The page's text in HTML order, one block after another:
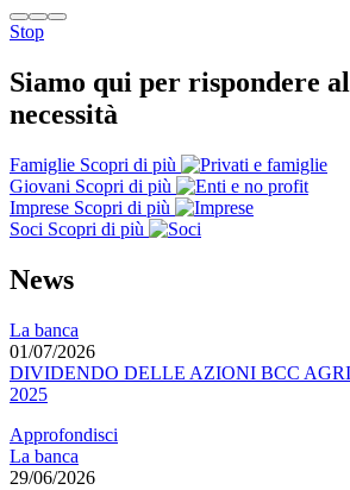
Stop
Siamo qui per rispondere
necessità
Famiglie Scopri di più
Giovani Scopri di più
Imprese Scopri di più
Soci Scopri di più
News
La banca
01/07/2026
DIVIDENDO DELLE AZIONI BCC
2025
Approfondisci
La banca
29/06/2026